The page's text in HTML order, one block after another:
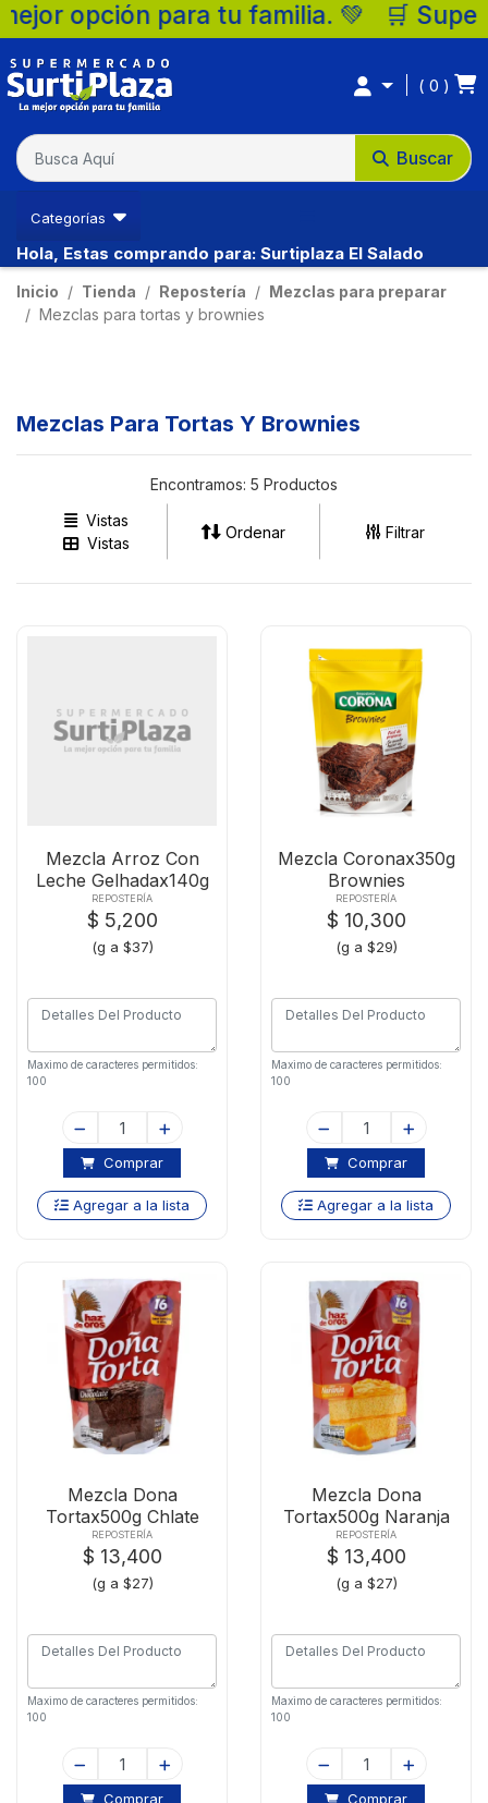
para tu familia. 💚 🛒
Buscar
0
Categorías
Hola, Estas comprando para: Surtiplaza El Salado
Inicio Tienda Repostería
Mezclas para preparar
Mezclas para tortas y brownies
Mezclas Para Tortas Y Brownies
Encontramos: 5 Productos
Vistas
Vistas
Ordenar Filtrar
Mezcla Arroz Con
Leche Gelhadax140g
REPOSTERÍA
$ 5,200
(g a $37)
Maximo de caracteres permitidos:
100
Comprar
Agregar a la lista
Mezcla Coronax350g
Brownies
REPOSTERÍA
$ 10,300
(g a $29)
Maximo de caracteres permitidos:
100
Comprar
Agregar a la lista
Mezcla Dona
Tortax500g Chlate
REPOSTERÍA
$ 13,400
(g a $27)
Maximo de caracteres permitidos:
100
Comprar
Mezcla Dona
Tortax500g Naranja
REPOSTERÍA
$ 13,400
(g a $27)
Maximo de caracteres permitidos:
100
Comprar